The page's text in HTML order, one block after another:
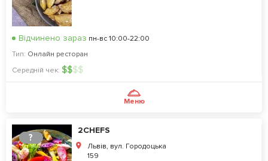
Відчинено зараз пн-вс 10:00-22:00
Тип: Онлайн ресторан
Середній чек: $$$$
Меню
?
2CHEFS
Львів, вул. Городоцька
159